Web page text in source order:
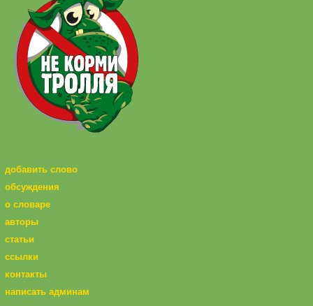
добавить слово
обсуждения
о словаре
авторы
статьи
ссылки
контакты
написать админам